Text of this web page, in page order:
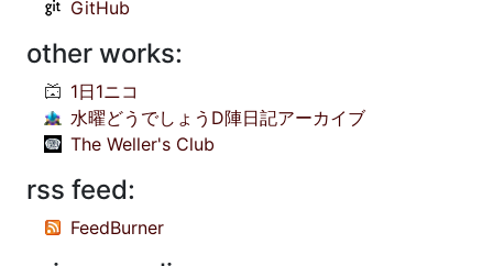
GitHub
other works:
1日1ニコ
水曜どうでしょうD陣日記アーカイブ
The Weller's Club
rss feed:
FeedBurner